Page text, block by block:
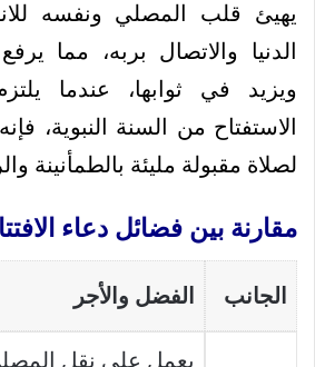
يهيئ قلب المصلي ونفسه
الدنيا والاتصال بربه، مما
ويزيد في ثوابها، عندما
الاستفتاح من السنة النبوية،
لصلاة مقبولة مليئة بالطمأنينة
مقارنة بين فضائل دعاء
الجانب الفضل والأجر
يعمل على نقل